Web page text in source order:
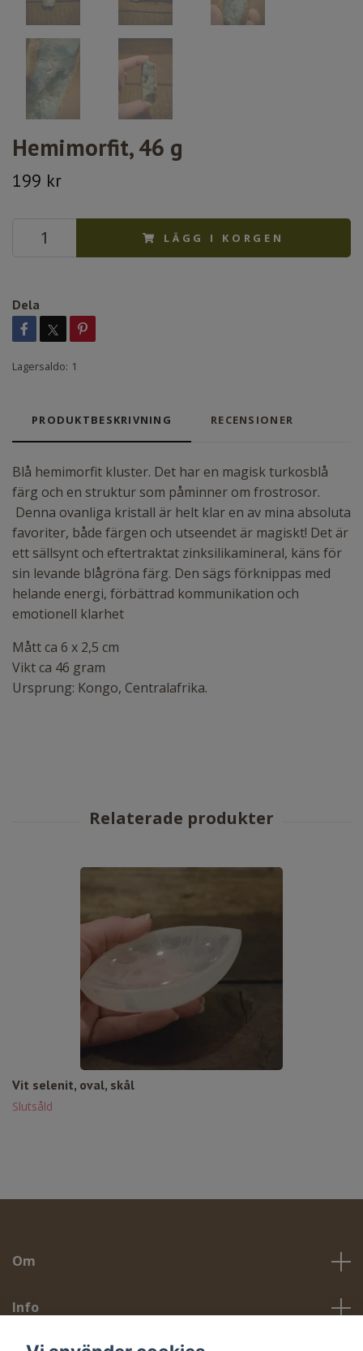
Hemimorfit, 46 g
199 kr
LÄGG I KORGEN
Dela
Lagersaldo: 1
PRODUKTBESKRIVNING RECENSIONER
Blå hemimorfit kluster. Det har en magisk turkosblå
färg och en struktur som påminner om frostrosor.
Denna ovanliga kristall är helt klar en av mina absoluta
favoriter, både färgen och utseendet är magiskt! Det är
ett sällsynt och eftertraktat zinksilikamineral, käns för
sin levande blågröna färg. Den sägs förknippas med
helande energi, förbättrad kommunikation och
emotionell klarhet
Mått ca 6 x 2,5 cm
Vikt ca 46 gram
Ursprung: Kongo, Centralafrika.
Vit selenit, oval, skål
Slutsåld
Om
Info